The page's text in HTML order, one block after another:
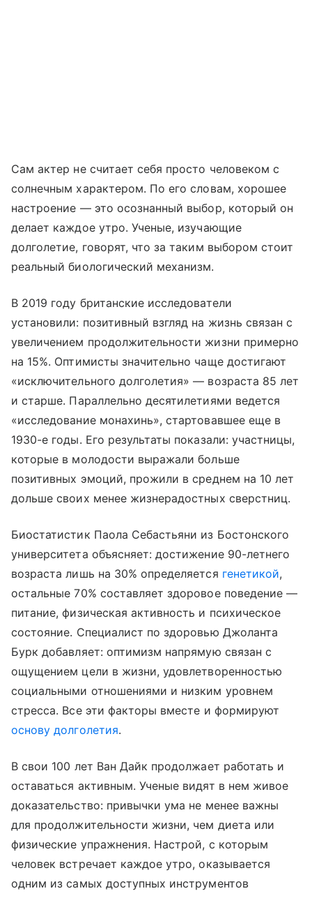
Сам актер не считает себя просто человеком с
солнечным характером. По его словам, хорошее
настроение — это осознанный выбор, который он
делает каждое утро. Ученые, изучающие
долголетие, говорят, что за таким выбором стоит
реальный биологический механизм.
В 2019 году британские исследователи
установили: позитивный взгляд на жизнь связан с
увеличением продолжительности жизни примерно
на 15%. Оптимисты значительно чаще достигают
«исключительного долголетия» — возраста 85 лет
и старше. Параллельно десятилетиями ведется
«исследование монахинь», стартовавшее еще в
1930-е годы. Его результаты показали: участницы,
которые в молодости выражали больше
позитивных эмоций, прожили в среднем на 10 лет
дольше своих менее жизнерадостных сверстниц.
Биостатистик Паола Себастьяни из Бостонского
университета объясняет: достижение 90-летнего
возраста лишь на 30% определяется генетикой,
остальные 70% составляет здоровое поведение —
питание, физическая активность и психическое
состояние. Специалист по здоровью Джоланта
Бурк добавляет: оптимизм напрямую связан с
ощущением цели в жизни, удовлетворенностью
социальными отношениями и низким уровнем
стресса. Все эти факторы вместе и формируют
основу долголетия.
В свои 100 лет Ван Дайк продолжает работать и
оставаться активным. Ученые видят в нем живое
доказательство: привычки ума не менее важны
для продолжительности жизни, чем диета или
физические упражнения. Настрой, с которым
человек встречает каждое утро, оказывается
одним из самых доступных инструментов